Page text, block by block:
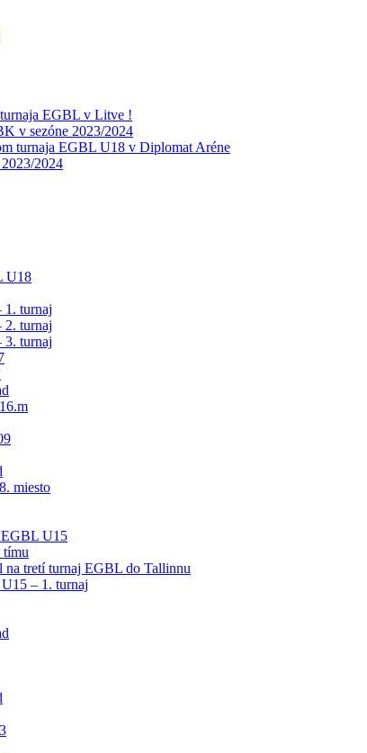
EGBL v Litve !
v sezóne 2023/2024
turnaja EGBL U18 v Diplomat Aréne
2024
U18
turnaj
turnaj
turnaj
miesto
EGBL U15
tímu
tretí turnaj EGBL do Tallinnu
– 1. turnaj